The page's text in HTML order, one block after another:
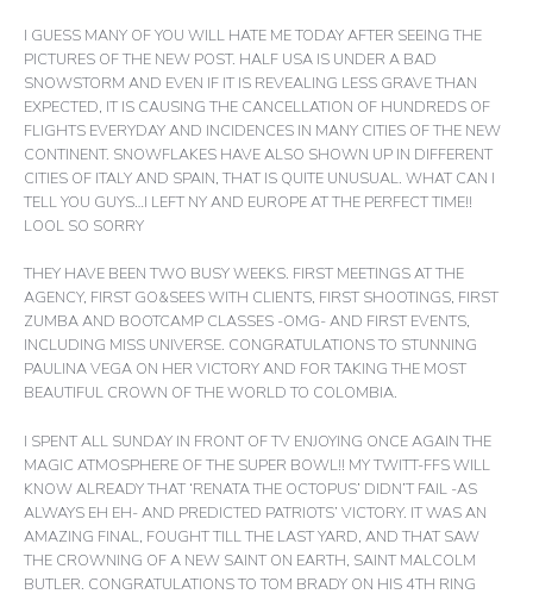
I GUESS MANY OF YOU WILL HATE ME TODAY AFTER SEEING THE
PICTURES OF THE NEW POST. HALF USA IS UNDER A BAD
SNOWSTORM AND EVEN IF IT IS REVEALING LESS GRAVE THAN
EXPECTED, IT IS CAUSING THE CANCELLATION OF HUNDREDS OF
FLIGHTS EVERYDAY AND INCIDENCES IN MANY CITIES OF THE NEW
CONTINENT. SNOWFLAKES HAVE ALSO SHOWN UP IN DIFFERENT
CITIES OF ITALY AND SPAIN, THAT IS QUITE UNUSUAL. WHAT CAN I
TELL YOU GUYS…I LEFT NY AND EUROPE AT THE PERFECT TIME!!
LOOL SO SORRY
THEY HAVE BEEN TWO BUSY WEEKS. FIRST MEETINGS AT THE
AGENCY, FIRST GO&SEES WITH CLIENTS, FIRST SHOOTINGS, FIRST
ZUMBA AND BOOTCAMP CLASSES -OMG- AND FIRST EVENTS,
INCLUDING MISS UNIVERSE. CONGRATULATIONS TO STUNNING
PAULINA VEGA ON HER VICTORY AND FOR TAKING THE MOST
BEAUTIFUL CROWN OF THE WORLD TO COLOMBIA.
I SPENT ALL SUNDAY IN FRONT OF TV ENJOYING ONCE AGAIN THE
MAGIC ATMOSPHERE OF THE SUPER BOWL!! MY TWITT-FFS WILL
KNOW ALREADY THAT ‘RENATA THE OCTOPUS’ DIDN’T FAIL -AS
ALWAYS EH EH- AND PREDICTED PATRIOTS’ VICTORY. IT WAS AN
AMAZING FINAL, FOUGHT TILL THE LAST YARD, AND THAT SAW
THE CROWNING OF A NEW SAINT ON EARTH, SAINT MALCOLM
BUTLER. CONGRATULATIONS TO TOM BRADY ON HIS 4TH RING